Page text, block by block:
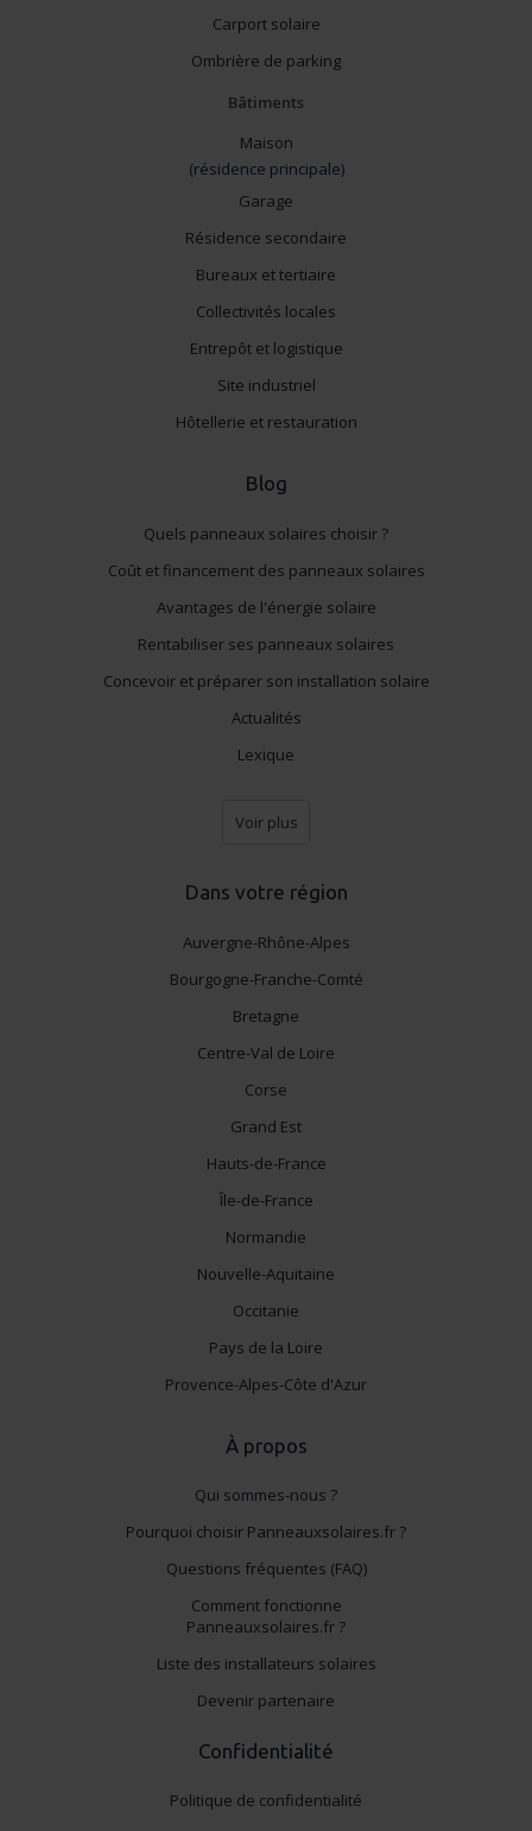
Carport solaire
Ombrière de parking
Bâtiments
Maison
(résidence principale)
Garage
Résidence secondaire
Bureaux et tertiaire
Collectivités locales
Entrepôt et logistique
Site industriel
Hôtellerie et restauration
Blog
Quels panneaux solaires choisir ?
Coût et financement des panneaux solaires
Avantages de l'énergie solaire
Rentabiliser ses panneaux solaires
Concevoir et préparer son installation solaire
Actualités
Lexique
Voir plus
Dans votre région
Auvergne-Rhône-Alpes
Bourgogne-Franche-Comté
Bretagne
Centre-Val de Loire
Corse
Grand Est
Hauts-de-France
Île-de-France
Normandie
Nouvelle-Aquitaine
Occitanie
Pays de la Loire
Provence-Alpes-Côte d'Azur
À propos
Qui sommes-nous ?
Pourquoi choisir Panneauxsolaires.fr ?
Questions fréquentes (FAQ)
Comment fonctionne
Panneauxsolaires.fr ?
Liste des installateurs solaires
Devenir partenaire
Confidentialité
Politique de confidentialité